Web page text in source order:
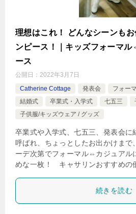
理想はこれ！ どんなシーンも
ンピース！｜キッズフォーマ
ース
公開日： 2022年3月7日
Catherine Cottage
発表会
フォー
結婚式
卒業式・入学式 七五三
子供服/キッズウェア / グッズ
卒業式や入学式、七五三、発表会に
呼ばれ、ちょっとしたお出かけまで
ーデ次第でフォーマル⇔カジュアル
めな一枚！ キャサリンおすすめの
続きを読む